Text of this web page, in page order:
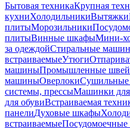
Бытовая техникаКрупная
кухниХолодильникиВытяжки
плитыМорозильники
плитыВинные шкафыМини-
за одеждойСтиральные
встраиваемыеУтюги
машиныПромышленные
машиныОверлоки
системы, прессыМашинки для
для обувиВстраиваемая
панелиДуховые шкафы
встраиваемые